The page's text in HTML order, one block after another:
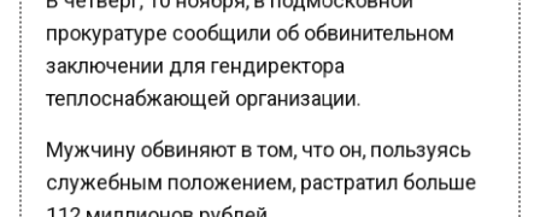
прокуратуре сообщили об обвинительном
заключении для гендиректора
теплоснабжающей организации.
Мужчину обвиняют в том, что он, пользуясь
служебным положением, растратил больше
112 миллионов рублей.